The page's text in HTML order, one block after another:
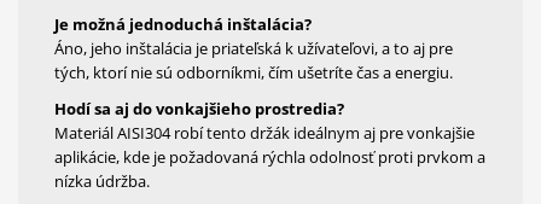
Je možná jednoduchá inštalácia?
Áno, jeho inštalácia je priateľská k užívateľovi, a to aj pre
tých, ktorí nie sú odborníkmi, čím ušetríte čas a energiu.
Hodí sa aj do vonkajšieho prostredia?
Materiál AISI304 robí tento držák ideálnym aj pre vonkajšie
aplikácie, kde je požadovaná rýchla odolnosť proti prvkom a
nízka údržba.